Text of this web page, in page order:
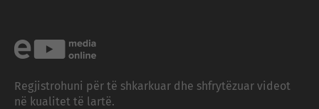
Regjistrohuni për të shkarkuar dhe shfrytëzuar videot
në kualitet të lartë.